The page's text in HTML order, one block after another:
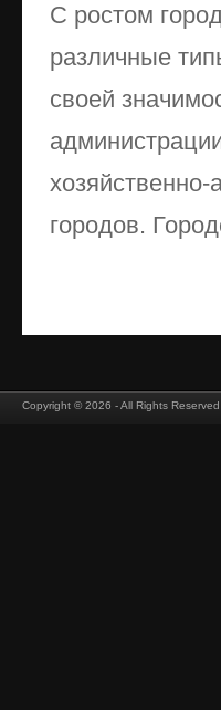
С ростом
различные
своей
городов.
Copyright © 2026 - All Rights